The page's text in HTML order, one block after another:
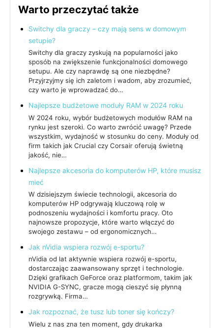
Warto przeczytać także
Switchy dla graczy – czy mają sens w domowym
setupie?
Switchy dla graczy zyskują na popularności jako
sposób na zwiększenie funkcjonalności domowego
setupu. Ale czy naprawdę są one niezbędne?
Przyjrzyjmy się ich zaletom i wadom, aby zrozumieć,
czy warto je wprowadzać do…
Najlepsze budżetowe moduły RAM w 2024 roku
W 2024 roku, wybór budżetowych modułów RAM na
rynku jest szeroki. Co warto zwrócić uwagę? Przede
wszystkim, wydajność w stosunku do ceny. Moduły od
firm takich jak Crucial czy Corsair oferują świetną
jakość, nie…
Najlepsze akcesoria do komputerów HP, które musisz
mieć
W dzisiejszym świecie technologii, akcesoria do
komputerów HP odgrywają kluczową rolę w
podnoszeniu wydajności i komfortu pracy. Oto
najnowsze propozycje, które warto włączyć do
swojego zestawu – od ergonomicznych…
Jak nVidia wspiera rozwój e-sportu?
nVidia od lat aktywnie wspiera rozwój e-sportu,
dostarczając zaawansowany sprzęt i technologie.
Dzięki grafikach GeForce oraz platformom, takim jak
NVIDIA G-SYNC, gracze mogą cieszyć się płynną
rozgrywką. Firma…
Jak rozpoznać, że tusz lub toner się kończy?
Wielu z nas zna ten moment, gdy drukarka